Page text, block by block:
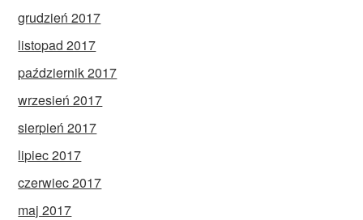
grudzień 2017
listopad 2017
październik 2017
wrzesień 2017
sierpień 2017
lipiec 2017
czerwiec 2017
maj 2017